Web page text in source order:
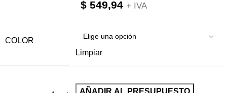
$549,94 + IVA
COLOR
Limpiar
AÑADIR AL PRESUPUESTO